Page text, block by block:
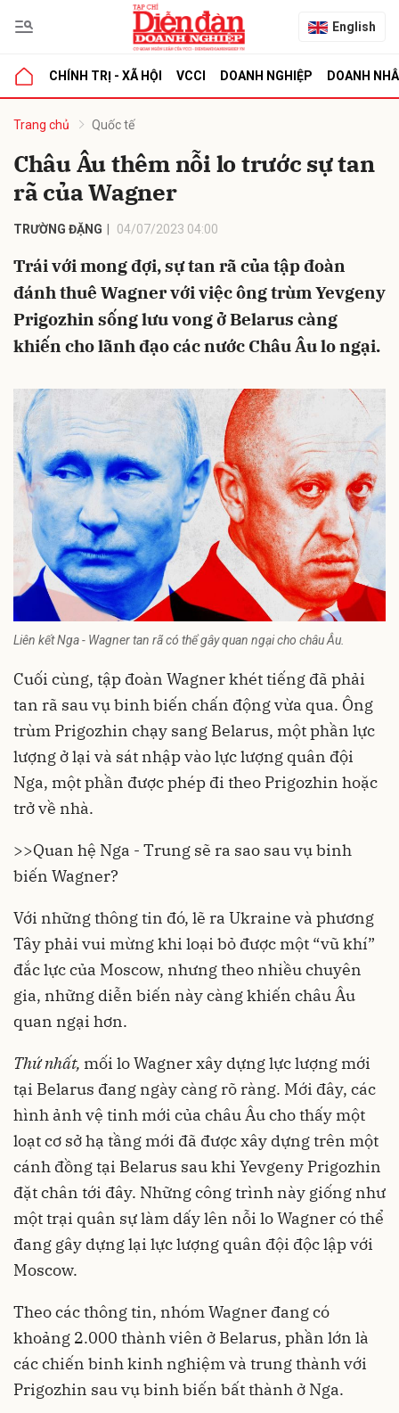
English
CHÍNH TRỊ - XÃ HỘI VCCI DOANH NGHIỆP DOANH
Trang chủ Quốc tế
Châu Âu thêm nỗi lo trước sự tan
rã của Wagner
TRƯỜNG ĐẶNG 04/07/2023 04:00
Trái với mong đợi, sự tan rã của tập đoàn
đánh thuê Wagner với việc ông trùm Yevgeny
Prigozhin sống lưu vong ở Belarus càng
khiến cho lãnh đạo các nước Châu Âu lo ngại.
Liên kết Nga - Wagner tan rã có thể gây quan ngại cho châu Âu.
Cuối cùng, tập đoàn Wagnerkhét tiếng đã phải
tan rã sau vụ binh biến chấn động vừa qua. Ông
trùm Prigozhin chạy sang Belarus, một phần lực
lượng ở lại và sát nhập vào lực lượng quân đội
Nga, một phần được phép đi theo Prigozhin hoặc
trở về nhà.
>>Quan hệ Nga - Trung sẽ ra sao sau vụ binh
biến Wagner?
Với những thông tin đó, lẽ ra Ukraine và phương
Tâyphải vui mừng khi loại bỏ được một “vũ khí”
đắc lực của Moscow, nhưng theo nhiều chuyên
gia, những diễn biến này càng khiến châu Âu
quan ngại hơn.
Thứ nhất, mối lo Wagner xây dựng lực lượng mới
tại Belarus đang ngày càng rõ ràng. Mới đây, các
hình ảnh vệ tinh mới của châu Âu cho thấy một
loạt cơ sở hạ tầng mới đã được xây dựng trên một
cánh đồng tại Belarus sau khi Yevgeny Prigozhin
đặt chân tới đây. Những công trình này giống như
một trại quân sự làm dấy lên nỗi lo Wagner có thể
đang gây dựng lại lực lượng quân đội độc lập với
Moscow.
Theo các thông tin, nhóm Wagner đang có
khoảng 2.000 thành viên ở Belarus, phần lớn là
các chiến binh kinh nghiệm và trung thành với
Prigozhin sau vụ binh biến bất thành ở Nga.
luận
Hủy